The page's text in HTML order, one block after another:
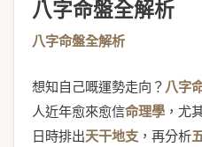
八字命盤全解析
八字命盤全解析
想知自己嘅運勢走向？ 八字
人近年愈來愈信命理學 ，尤
日時排出天干地支 ，再分析